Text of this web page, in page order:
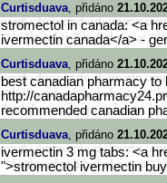
Curtisduava, přidáno
stromectol in canada: <a
ivermectin canada</a> -
Curtisduava, přidáno
best canadian pharmacy to
http://
recommended canadian
Curtisduava, přidáno
ivermectin 3 mg tabs: <a
">stromectol ivermectin